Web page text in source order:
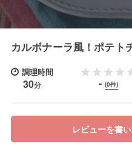
カルボナーラ風！ポテト
調理時間
30分 - (0件)
レビューを書